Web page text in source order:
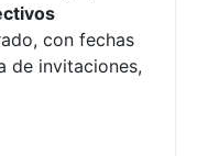
con fechas
de invitaciones,